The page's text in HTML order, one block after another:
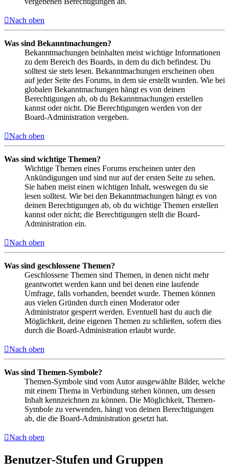
Nach oben
Was sind Bekanntmachungen?
Bekanntmachungen beinhalten meist wichtige Informationen
zu dem Bereich des Boards, in dem du dich befindest. Du
solltest sie stets lesen. Bekanntmachungen erscheinen oben
auf jeder Seite des Forums, in dem sie erstellt wurden. Wie bei
globalen Bekanntmachungen hängt es von deinen
Berechtigungen ab, ob du Bekanntmachungen erstellen
kannst oder nicht. Die Berechtigungen werden von der
Board-Administration vergeben.
Nach oben
Was sind wichtige Themen?
Wichtige Themen eines Forums erscheinen unter den
Ankündigungen und sind nur auf der ersten Seite zu sehen.
Sie haben meist einen wichtigen Inhalt, weswegen du sie
lesen solltest. Wie bei den Bekanntmachungen hängt es von
deinen Berechtigungen ab, ob du wichtige Themen erstellen
kannst oder nicht; die Berechtigungen stellt die Board-
Administration ein.
Nach oben
Was sind geschlossene Themen?
Geschlossene Themen sind Themen, in denen nicht mehr
geantwortet werden kann und bei denen eine laufende
Umfrage, falls vorhanden, beendet wurde. Themen können
aus vielen Gründen durch einen Moderator oder
Administrator gesperrt werden. Eventuell hast du auch die
Möglichkeit, deine eigenen Themen zu schließen, sofern dies
durch die Board-Administration erlaubt wurde.
Nach oben
Was sind Themen-Symbole?
Themen-Symbole sind vom Autor ausgewählte Bilder, welche
mit einem Thema in Verbindung stehen können, um dessen
Inhalt kennzeichnen zu können. Die Möglichkeit, Themen-
Symbole zu verwenden, hängt von deinen Berechtigungen
ab, die die Board-Administration gesetzt hat.
Nach oben
Benutzer-Stufen und Gruppen